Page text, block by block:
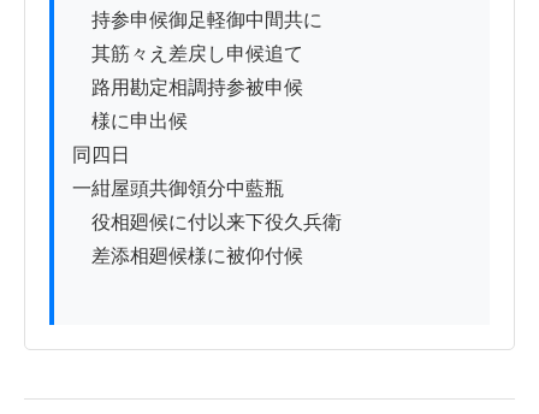
持参申候御足軽御中間共に
其筋々え差戻し申候追て
路用勘定相調持参被申候
様に申出候
同四日
一紺屋頭共御領分中藍瓶
役相廻候に付以来下役久兵衛
差添相廻候様に被仰付候